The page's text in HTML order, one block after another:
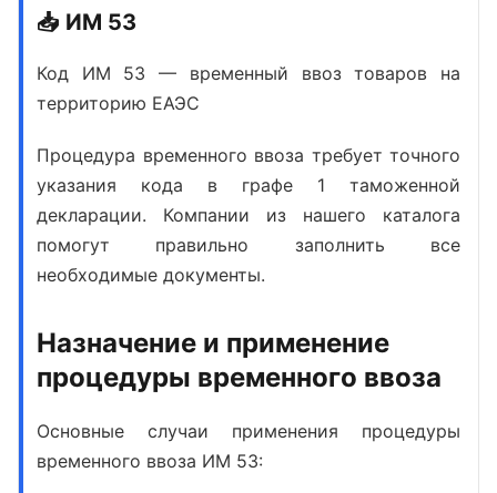
📥 ИМ 53
Код ИМ 53 — временный ввоз товаров на
территорию ЕАЭС
Процедура временного ввоза требует точного
указания кода в графе 1 таможенной
декларации. Компании из нашего каталога
помогут правильно заполнить все
необходимые документы.
Назначение и применение
процедуры временного ввоза
Основные случаи применения процедуры
временного ввоза ИМ 53: